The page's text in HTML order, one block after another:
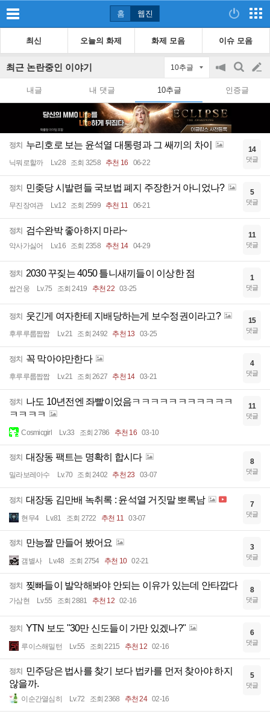
홈 웹진
최신 오늘의 화제 화제 모음 이슈 모음
최근 논란중인 이야기 10추글
공
on/off
검
색
글
쓰
내글 내 댓글 10추글 인증글
정치 누리호로 보는 윤석열 대통령과 그 쌔끼의 차이
닉뭐로할까 Lv.28 조회 3258 추천 16 06-22
14
댓글
정치 민좆당 시발련들 국보법 폐지 주장한거 아니었나?
무진장여관 Lv.12 조회 2599 추천 11 06-21
5
댓글
정치 검수완박 좋아하지 마라~
악사가싫어 Lv.16 조회 2358 추천 14 04-29
11
댓글
정치 2030 꾸짖는 4050 틀니새끼들이 이상한 점
쌉건웅 Lv.75 조회 2419 추천 22 03-25
1
댓글
정치 웃긴게 여자한테 지배당하는게 보수정권이라고?
후루루룹짭짭 Lv.21 조회 2492 추천 13 03-25
15
댓글
정치 꼭 막아야만한다
후루루룹짭짭 Lv.21 조회 2627 추천 14 03-21
4
댓글
정치
나도 10년전엔 좌빨이었음ㅋㅋㅋㅋㅋㅋㅋㅋㅋㅋㅋ
ㅋㅋㅋㅋ
Cosmicgirl Lv.33 조회 2786 추천 16 03-10
11
댓글
정치 대장동 팩트는 명확히 합시다
밀라보레아수 Lv.70 조회 2402 추천 23 03-07
8
댓글
정치 대장동 김만배 녹취록 : 윤석열 거짓말 뽀록남
현무4 Lv.81 조회 2722 추천 11 03-07
7
댓글
정치 만능짤 만들어 봤어요
갬별사 Lv.48 조회 2754 추천 10 02-21
3
댓글
정치 찢빠들이 발악해봐야 안되는 이유가 있는데 안타깝다
가삼현 Lv.55 조회 2881 추천 12 02-16
8
댓글
정치 YTN 보도 "30만 신도들이 가만 있겠나?"
루이스해밀턴 Lv.55 조회 2215 추천 12 02-16
6
댓글
정치
민주당은 법사를 찾기 보다 법카를 먼저 찾아야 하지
않을까.
이순간열심히 Lv.72 조회 2368 추천 24 02-16
5
댓글